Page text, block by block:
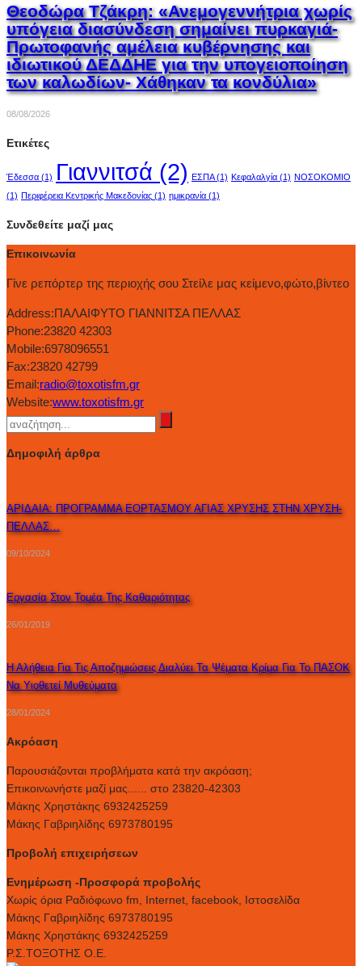
Θεοδώρα Τζάκρη: «Ανεμογεννήτρια χωρίς
υπόγεια διασύνδεση σημαίνει πυρκαγιά-
Πρωτοφανής αμέλεια κυβέρνησης και
ιδιωτικού ΔΕΔΔΗΕ για την υπογειοποίηση
των καλωδίων- Χάθηκαν τα κονδύλια»
08/08/2026
Ετικέτες
Έδεσσα (1) Γιαννιτσά (2) ΕΣΠΑ(1) Κεφαλαλγία (1) ΝΟΣΟΚΟΜΙΟ
(1) Περιφέρεια Κεντρικής Μακεδονίας (1) ημικρανία (1)
Συνδεθείτε μαζί μας
Επικοινωνία
Γίνε ρεπόρτερ της περιοχής σου Στείλε μας κείμενο,φώτο,βίντεο
Address:ΠΑΛΑΙΦΥΤΟ ΓΙΑΝΝΙΤΣΑ ΠΕΛΛΑΣ
Phone:23820 42303
Mobile:6978096551
Fax:23820 42799
Email:radio@toxotisfm.gr
Website:www.toxotisfm.gr
Δημοφιλή άρθρα
ΑΡΙΔΑΙΑ: ΠΡΟΓΡΑΜΜΑ ΕΟΡΤΑΣΜΟΥ ΑΓΙΑΣ ΧΡΥΣΗΣ ΣΤΗΝ ΧΡΥΣΗ-
ΠΕΛΛΑΣ…
09/10/2024
Εργασία Στον Τομέα Της Καθαριότητας
26/01/2019
Η Αλήθεια Για Τις Αποζημιώσεις Διαλύει Τα Ψέματα Κρίμα Για Το ΠΑΣΟΚ
Να Υιοθετεί Μυθεύματα
28/01/2024
Ακρόαση
Παρουσιάζονται προβλήματα κατά την ακρόαση;
Επικοινωνήστε μαζί μας...... στο 23820-42303
Μάκης Χρηστάκης 6932425259
Μάκης Γαβριηλίδης 6973780195
Προβολή επιχειρήσεων
Ενημέρωση -Προσφορά προβολής
Xωρίς όρια Ραδιόφωνο fm, Internet, facebook, Ιστοσελίδα
Μάκης Γαβριηλίδης 6973780195
Μάκης Χρηστάκης 6932425259
Ρ.Σ.ΤΟΞΟΤΗΣ Ο.Ε.